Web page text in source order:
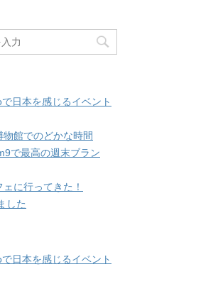
日本を感じるイベント
館でのどかな時間
で最高の週末ブラン
に行ってきた！
した
日本を感じるイベント